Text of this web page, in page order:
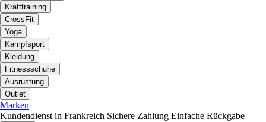
Krafttraining
CrossFit
Yoga
Kampfsport
Kleidung
Fitnessschuhe
Ausrüstung
Outlet
Marken
Kundendienst in Frankreich Sichere Zahlung Einfache Rückgabe